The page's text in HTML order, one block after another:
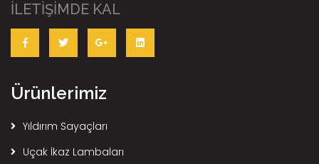
İLETİŞİMDE KAL
Ürünlerimiz
Yıldırım Sayaçları
Uçak İkaz Lambaları